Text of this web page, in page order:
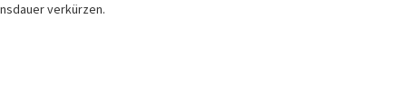
verkürzen.